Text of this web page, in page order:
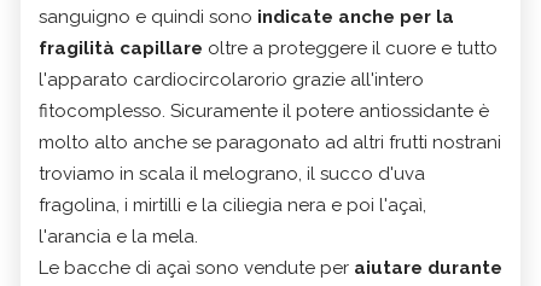
sanguigno e quindi sono indicate anche per la
fragilità capillare oltre a proteggere il cuore e tutto
l'apparato cardiocircolarorio grazie all'intero
fitocomplesso. Sicuramente il potere antiossidante è
molto alto anche se paragonato ad altri frutti nostrani
troviamo in scala il melograno, il succo d'uva
fragolina, i mirtilli e la ciliegia nera e poi l'açaì,
l'arancia e la mela.
Le bacche di açaì sono vendute per aiutare durante